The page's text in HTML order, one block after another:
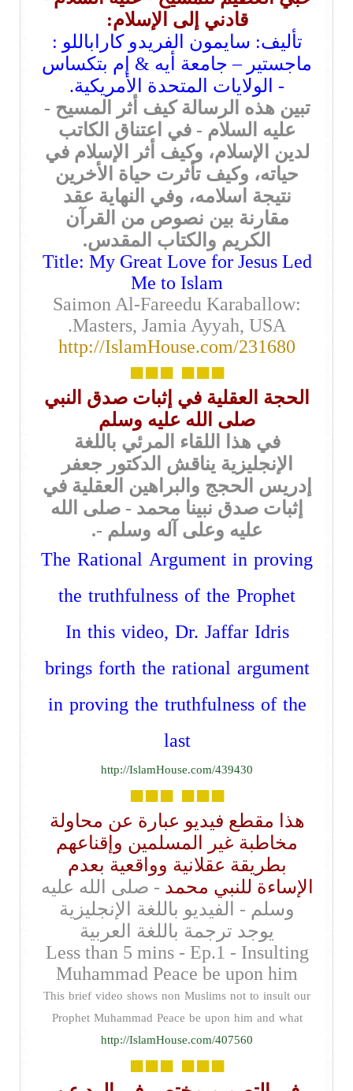
قادني إلى الإسلام:
تأليف: سايمون الفريدو كاراباللو :
ماجستير – جامعة أيه & إم بتكساس
- الولايات المتحدة الأمريكية.
تبين هذه الرسالة كيف أثر المسيح -
عليه السلام - في اعتناق الكاتب
لدين الإسلام، وكيف أثر الإسلام في
حياته، وكيف تأثرت حياة الأخرين
نتيجة اسلامه، وفي النهاية عقد
مقارنة بين نصوص من القرآن
الكريم والكتاب المقدس.
Title: My Great Love for Jesus Led
Me to Islam
Saimon Al-Fareedu Karaballow:
Masters, Jamia Ayyah, USA.
http://IslamHouse.com/231680
■■■
■■■
الحجة العقلية في إثبات صدق النبي
صلى الله عليه وسلم
في هذا اللقاء المرئي باللغة
الإنجليزية يناقش الدكتور جعفر
إدريس الحجج والبراهين العقلية في
إثبات صدق نبينا محمد - صلى الله
عليه وعلى آله وسلم -.
The Rational Argument in proving
the truthfulness of the Prophet
In this video, Dr. Jaffar Idris
brings forth the rational argument
in proving the truthfulness of the
last
http://IslamHouse.com/439430
■■■
■■■
هذا مقطع فيديو عبارة عن محاولة
مخاطبة غير المسلمين وإقناعهم
بطريقة عقلانية وواقعية بعدم
الإساءة للنبي محمد - صلى الله عليه
وسلم - الفيديو باللغة الإنجليزية
يوجد ترجمة باللغة العربية
Less than 5 mins - Ep.1 - Insulting
Muhammad Peace be upon him
This brief video shows non Muslims not to insult our
Prophet Muhammad Peace be upon him and what
http://IslamHouse.com/407560
■■■
■■■